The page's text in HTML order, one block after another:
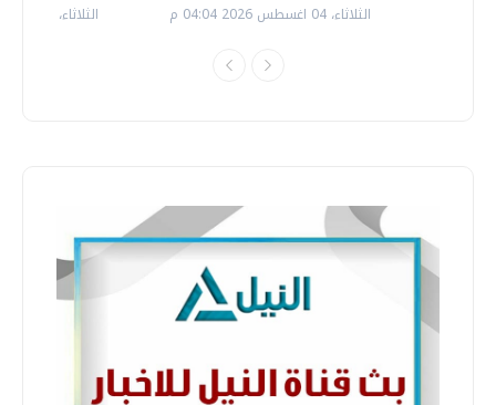
الثلاثاء، 14 يوليو 2026 06:11 م الثلاثاء، 04 اغسطس 2026 04:04 م